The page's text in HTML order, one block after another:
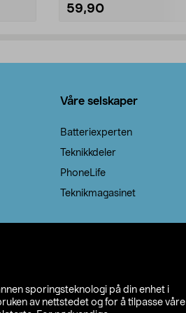
sporingsteknologi på din enhet i
av nettstedet og for å tilpasse våre
59,90
Våre selskaper
Batteriexperten
Teknikkdeler
PhoneLife
Teknikmagasinet